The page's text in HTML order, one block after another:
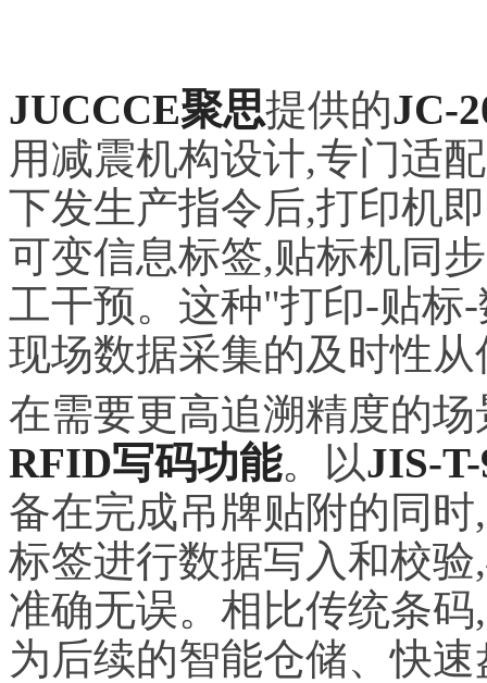
JUCCCE聚思提供的JC-
用减震机构设计,专门适
下发生产指令后,打印机
可变信息标签,贴标机同
工干预。这种"打印-贴标
现场数据采集的及时性
在需要更高追溯精度的
RFID写码功能。以JIS-
备在完成吊牌贴附的同
标签进行数据写入和校
准确无误。相比传统条
为后续的智能仓储、快